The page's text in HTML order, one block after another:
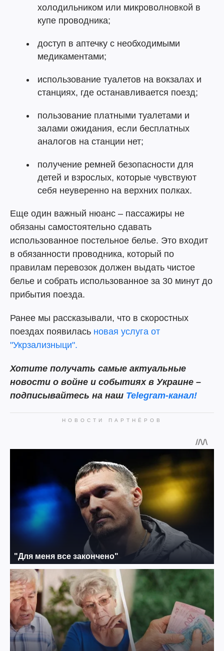
холодильником или микроволновкой в
купе проводника;
доступ в аптечку с необходимыми
медикаментами;
использование туалетов на вокзалах и
станциях, где останавливается поезд;
пользование платными туалетами и
залами ожидания, если бесплатных
аналогов на станции нет;
получение ремней безопасности для
детей и взрослых, которые чувствуют
себя неуверенно на верхних полках.
Еще один важный нюанс – пассажиры не
обязаны самостоятельно сдавать
использованное постельное белье. Это входит
в обязанности проводника, который по
правилам перевозок должен выдать чистое
белье и собрать использованное за 30 минут до
прибытия поезда.
Ранее мы рассказывали, что в скоростных
поездах появилась новая услуга от
"Укрзализныци".
Хотите получать самые актуальные
новости о войне и событиях в Украине –
подписывайтесь на наш Telegram-канал!